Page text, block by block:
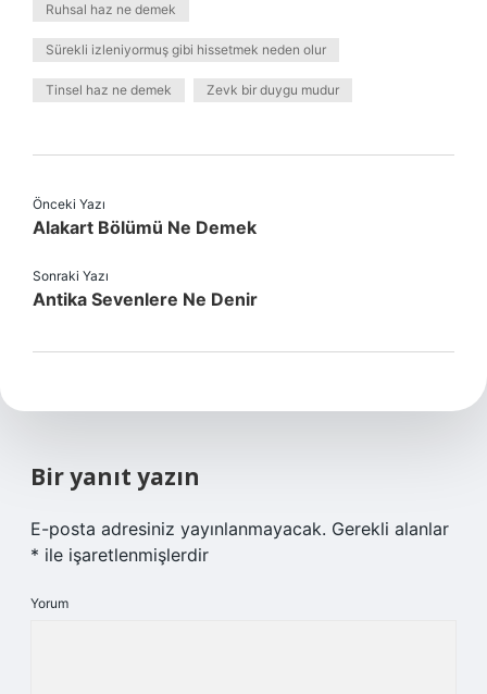
Ruhsal haz ne demek
Sürekli izleniyormuş gibi hissetmek neden olur
Tinsel haz ne demek Zevk bir duygu mudur
Önceki Yazı
Alakart Bölümü Ne Demek
Sonraki Yazı
Antika Sevenlere Ne Denir
Bir yanıt yazın
E-posta adresiniz yayınlanmayacak. Gerekli alanlar
* ile işaretlenmişlerdir
Yorum